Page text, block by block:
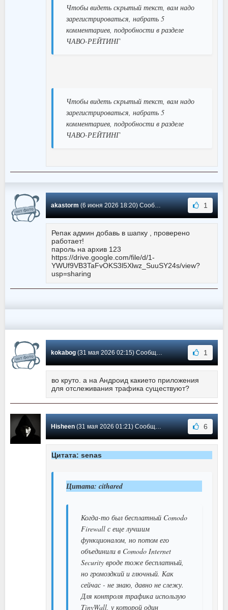
Чтобы видеть скрытый текст, вам надо
зарегистрироваться, набрать 5
комментариев, подробности в разделе
ЧАВО-РЕЙТИНГ
Чтобы видеть скрытый текст, вам надо
зарегистрироваться, набрать 5
комментариев, подробности в разделе
ЧАВО-РЕЙТИНГ
akastorm(6 июня 2026 18:20) Сообщение #753 1
Репак админ добавь в шапку , проверено
работает!
пароль на архив 123
https://drive.google.com/file/d/1-
YWUf9VB3TaFvOKS3l5Xlwz_SuuSY24s/view?
usp=sharing
kokabog(31 мая 2026 02:15) Сообщение #752 1
во круто. а на Андроид какието приложения
для отслеживания трафика существуют?
Hisheen(31 мая 2026 01:21) Сообщение #751 6
Цитата: senas
Цитата: cithared
Когда-то был бесплатный Comodo
Firewall с еще лучшим
функционалом, но потом его
объединили в Comodo Internet
Security вроде тоже бесплатный,
но громоздкий и глючный. Как
сейчас - не знаю, давно не слежу.
Для контроля трафика использую
TinyWall, у которой один